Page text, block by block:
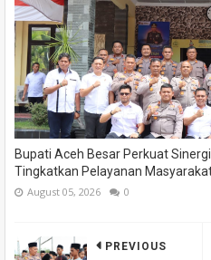
Bupati Aceh Besar Perkuat
Tingkatkan Pelayanan
August 05, 2026 0
PREVIOUS